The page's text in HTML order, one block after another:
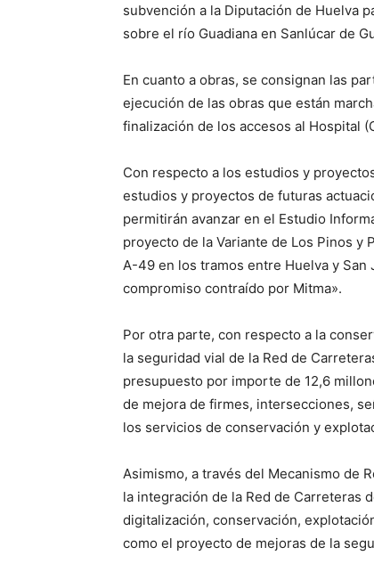
subvención a la Diputación de Huelva
sobre el río Guadiana en Sanlúcar de
En cuanto a obras, se consignan las
ejecución de las obras que están
finalización de los accesos al Hospital
Con respecto a los estudios y
estudios y proyectos de futuras
permitirán avanzar en el Estudio
proyecto de la Variante de Los Pinos
A-49 en los tramos entre Huelva y
compromiso contraído por Mitma».
Por otra parte, con respecto a la
la seguridad vial de la Red de
presupuesto por importe de 12,6
de mejora de firmes, intersecciones,
los servicios de conservación y
Asimismo, a través del Mecanismo de
la integración de la Red de Carreteras
digitalización, conservación,
como el proyecto de mejoras de la